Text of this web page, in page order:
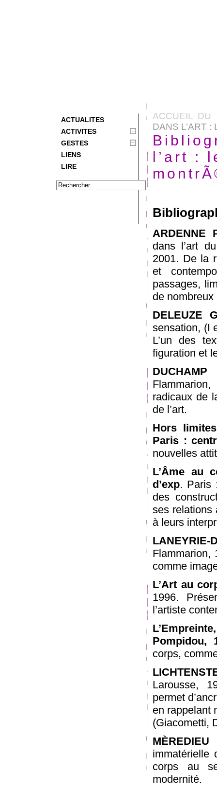
ACTUALITES
ACTIVITES
GESTES
LIENS
LIRE
ACCUEIL DU
DANS L’ART
l’art :
ARDENNE
dans l’art
2001. De la
et
passages,
de
DELEUZE
sensation, (I
L’un des
figuration et
DUCHAMP
radicaux de
de l’art.
Hors
Paris :
nouvelles
L’Âme au
d’exp. Paris
des
ses relations
à leurs
LANEYRIE-
Flammarion,
comme
L’Art au
1996.
l’artiste
Pompidou,
corps,
Larousse,
permet
en rappelant
(Giacometti,
immatérielle
corps au
modernité.